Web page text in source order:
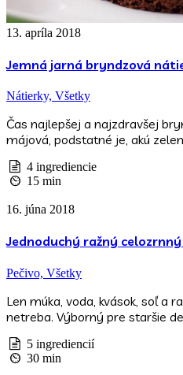
13. apríla 2018
Jemná jarná bryndzová
Nátierky, Všetky
Čas najlepšej a najzdravšej
májová, podstatné je, akú
4 ingrediencie
15 min
16. júna 2018
Jednoduchý ražný
Pečivo, Všetky
Len múka, voda, kvások, soľ a
netreba. Výborný pre staršie
5 ingrediencií
30 min